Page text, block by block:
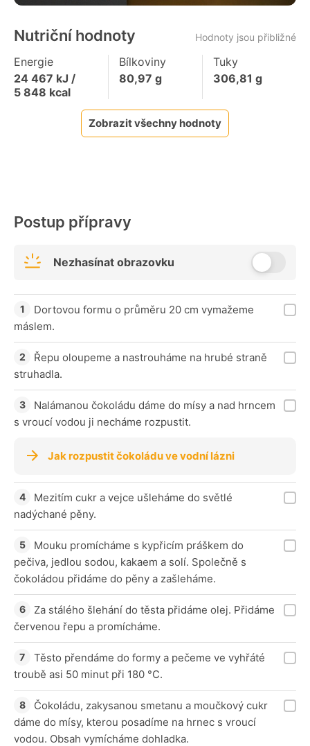
Nutriční hodnoty Hodnoty jsou přibližné
Energie
24 467 kJ /
5 848 kcal
Bílkoviny
80,97 g
Tuky
306,81 g
Zobrazit všechny hodnoty
Postup přípravy
Nezhasínat obrazovku
Dortovou formu o průměru 20 cm vymažeme
máslem.
Řepu oloupeme a nastrouháme na hrubé straně
struhadla.
Nalámanou čokoládu dáme do mísy a nad hrncem
s vroucí vodou ji necháme rozpustit.
Jak rozpustit čokoládu ve vodní lázni
Mezitím cukr a vejce ušleháme do světlé
nadýchané pěny.
Mouku promícháme s kypřicím práškem do
pečiva, jedlou sodou, kakaem a solí. Společně s
čokoládou přidáme do pěny a zašleháme.
Za stálého šlehání do těsta přidáme olej. Přidáme
červenou řepu a promícháme.
Těsto přendáme do formy a pečeme ve vyhřáté
troubě asi 50 minut při 180 °C.
Čokoládu, zakysanou smetanu a moučkový cukr
dáme do mísy, kterou posadíme na hrnec s vroucí
vodou. Obsah vymícháme dohladka.